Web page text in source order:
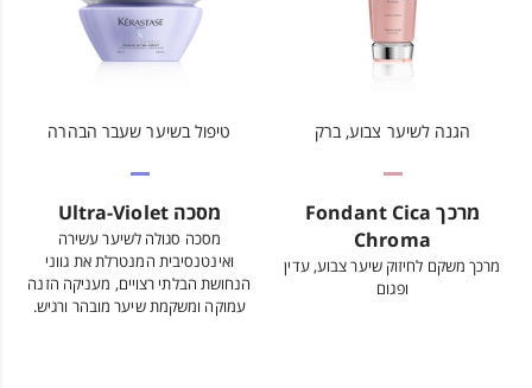
הגנה לשיער צבוע, ברק
מרכך Fondant Cica
Chroma
מרכך משקם לחיזוק שיער צבוע, עדין
ופגום
טיפול בשיער שעבר הבהרה
מסכה Ultra-Violet
מסכה סגולה לשיער עשירה
ואינטנסיבית המנטרלת את גווני
הנחושת הבלתי רצויים, מעניקה הזנה
עמוקה ומשקמת שיער מובהר ורגיש.